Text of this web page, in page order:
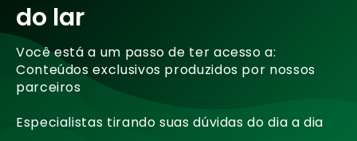
do lar
Você está a um passo de ter acesso a:
Conteúdos exclusivos produzidos por nossos
parceiros
Especialistas tirando suas dúvidas do dia a dia